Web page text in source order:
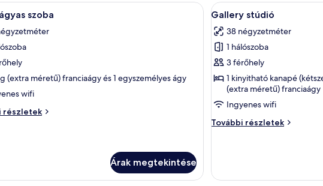
készült bútorok, piros szőnyeg és egy ajtó.Egy hálószoba, amelyben van egy faágy, egy éjjeliszekrény, egy
szoba
(extra méretű) franciaágy és 1 egyszemélyes ágy
wifi
részletek
Árak megtekintése
A
következő
szoba
összes
képének
megtekintése:
Gallery
stúdió
9
Gallery stúdió
38 négyzetméter
1 hálószoba
3 férőhely
1 kinyitható kanapé
(extra méretű) franciaágy
Ingyenes wifi
További részletek
Gallery